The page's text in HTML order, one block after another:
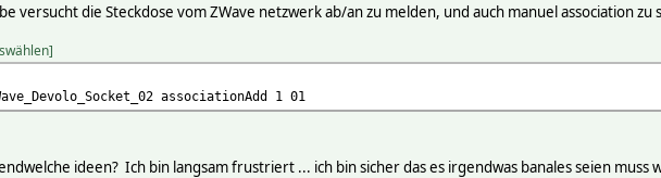
versucht die Steckdose vom ZWave netzwerk ab/an zu melden, und auch manuel association zu
associationAdd 1 01
ideen? Ich bin langsam frustriert ... ich bin sicher das es irgendwas banales seien